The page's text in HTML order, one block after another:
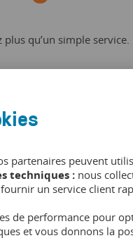
qu’un simple service.
ressources
réservables
de la
tous les canaux de
partenaires peuvent
techniques : nous
un service client
de performance pour
et vous donnons la